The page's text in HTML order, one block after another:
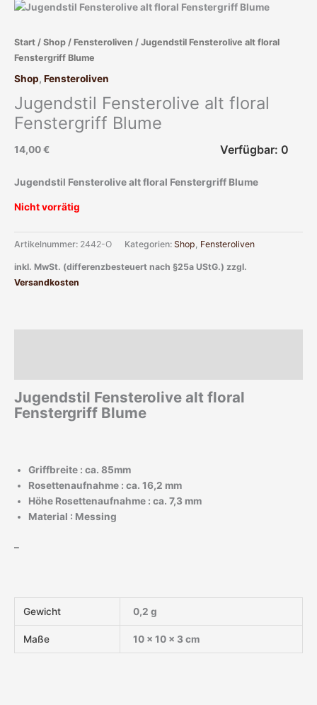
Start / Shop / Fensteroliven / Jugendstil Fensterolive alt floral
Fenstergriff Blume
Shop, Fensteroliven
Jugendstil Fensterolive alt floral
Fenstergriff Blume
14,00€ Verfügbar: 0
Jugendstil Fensterolive alt floral Fenstergriff Blume
Nicht vorrätig
Artikelnummer: 2442-O Kategorien: Shop, Fensteroliven
inkl. MwSt. (differenzbesteuert nach §25a UStG.) zzgl.
Versandkosten
Jugendstil Fensterolive alt floral
Fenstergriff Blume
Griffbreite : ca. 85mm
Rosettenaufnahme : ca. 16,2 mm
Höhe Rosettenaufnahme : ca. 7,3 mm
Material : Messing
–
Gewicht 0,2 g
Maße 10 × 10 × 3 cm